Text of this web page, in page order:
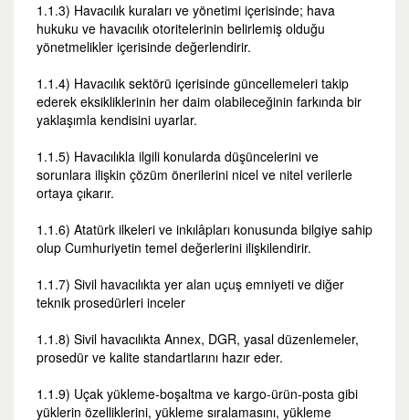
1.1.3) Havacılık kuraları ve yönetimi içerisinde; hava
hukuku ve havacılık otoritelerinin belirlemiş olduğu
yönetmelikler içerisinde değerlendirir.
1.1.4) Havacılık sektörü içerisinde güncellemeleri takip
ederek eksikliklerinin her daim olabileceğinin farkında bir
yaklaşımla kendisini uyarlar.
1.1.5) Havacılıkla ilgili konularda düşüncelerini ve
sorunlara ilişkin çözüm önerilerini nicel ve nitel verilerle
ortaya çıkarır.
1.1.6) Atatürk ilkeleri ve inkılâpları konusunda bilgiye sahip
olup Cumhuriyetin temel değerlerini ilişkilendirir.
1.1.7) Sivil havacılıkta yer alan uçuş emniyeti ve diğer
teknik prosedürleri inceler
1.1.8) Sivil havacılıkta Annex, DGR, yasal düzenlemeler,
prosedür ve kalite standartlarını hazır eder.
1.1.9) Uçak yükleme-boşaltma ve kargo-ürün-posta gibi
yüklerin özelliklerini, yükleme sıralamasını, yükleme